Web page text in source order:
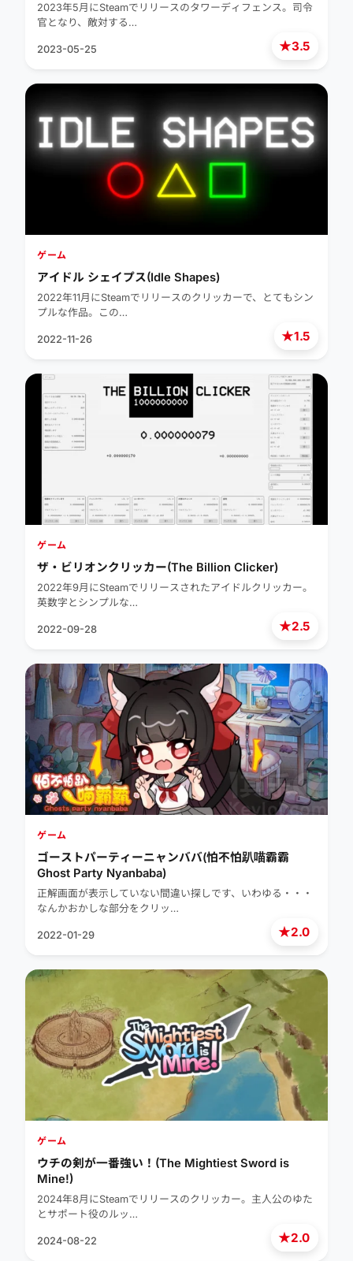
★3.5
2023年5月にSteamでリリースのタワーディフェンス。司令
官となり、敵対する…
2023-05-25
★1.5
ゲーム
アイドル シェイプス(Idle Shapes)
2022年11月にSteamでリリースのクリッカーで、とてもシン
プルな作品。この…
2022-11-26
★2.5
ゲーム
ザ・ビリオンクリッカー(The Billion Clicker)
2022年9月にSteamでリリースされたアイドルクリッカー。
英数字とシンプルな…
2022-09-28
★2.0
ゲーム
ゴーストパーティーニャンババ(怕不怕趴喵霸霸
Ghost Party Nyanbaba)
正解画面が表示していない間違い探しです、いわゆる・・・
なんかおかしな部分をクリッ…
2022-01-29
★2.0
ゲーム
ウチの剣が一番強い！(The Mightiest Sword is
Mine!)
2024年8月にSteamでリリースのクリッカー。主人公のゆた
とサポート役のルッ…
2024-08-22